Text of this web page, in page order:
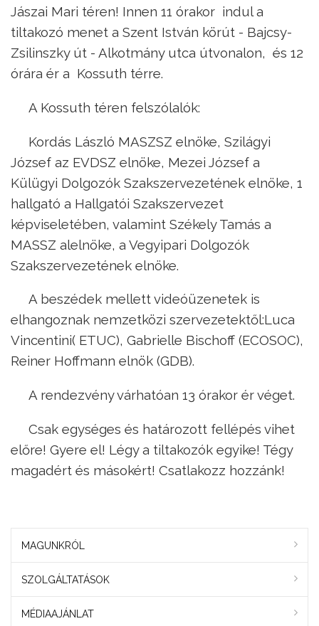
Jászai Mari téren! Innen 11 órakor indul a
tiltakozó menet a Szent István körút - Bajcsy-
Zsilinszky út - Alkotmány utca útvonalon, és 12
órára ér a Kossuth térre.
A Kossuth téren felszólalók:
Kordás László MASZSZ elnöke, Szilágyi
József az EVDSZ elnöke, Mezei József a
Külügyi Dolgozók Szakszervezetének elnöke, 1
hallgató a Hallgatói Szakszervezet
képviseletében, valamint Székely Tamás a
MASSZ alelnöke, a Vegyipari Dolgozók
Szakszervezetének elnöke.
A beszédek mellett videóüzenetek is
elhangoznak nemzetközi szervezetektől:Luca
Vincentini( ETUC), Gabrielle Bischoff (ECOSOC),
Reiner Hoffmann elnök (GDB).
A rendezvény várhatóan 13 órakor ér véget.
Csak egységes és határozott fellépés vihet
előre! Gyere el! Légy a tiltakozók egyike! Tégy
magadért és másokért! Csatlakozz hozzánk!
MAGUNKRÓL
SZOLGÁLTATÁSOK
MÉDIAAJÁNLAT